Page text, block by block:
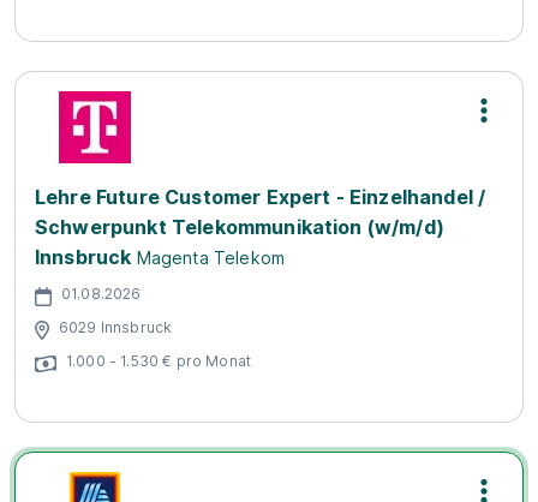
Lehre Future Customer Expert - Einzelhandel /
Schwerpunkt Telekommunikation (w/m/d)
Innsbruck Magenta Telekom
01.08.2026
6029 Innsbruck
1.000 - 1.530 € pro Monat